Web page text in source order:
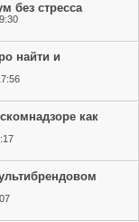
без стресса
найти и
как